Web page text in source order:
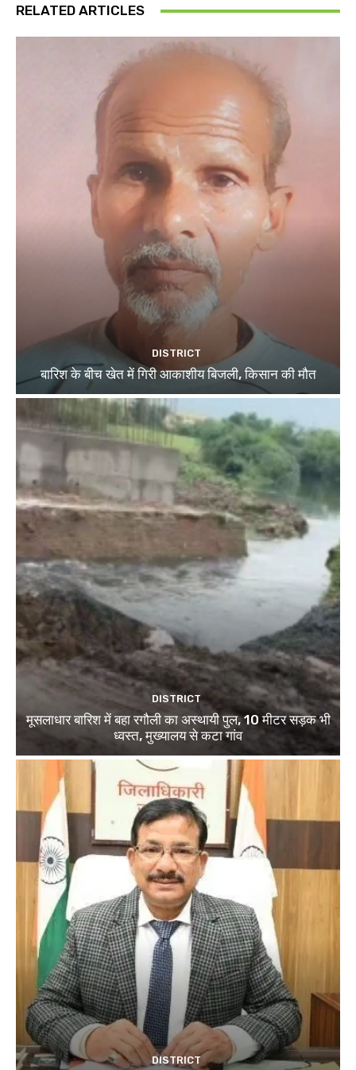
RELATED ARTICLES
DISTRICT
बारिश के बीच खेत में गिरी आकाशीय बिजली, किसान की मौत
DISTRICT
मूसलाधार बारिश में बहा रगौली का अस्थायी पुल, 10 मीटर सड़क भी
ध्वस्त, मुख्यालय से कटा गांव
DISTRICT